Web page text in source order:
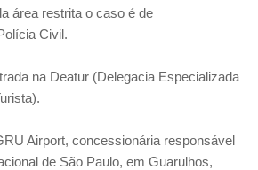
área restrita o caso é de
Civil.
na Deatur (Delegacia Especializada
Airport, concessionária responsável
de São Paulo, em Guarulhos,